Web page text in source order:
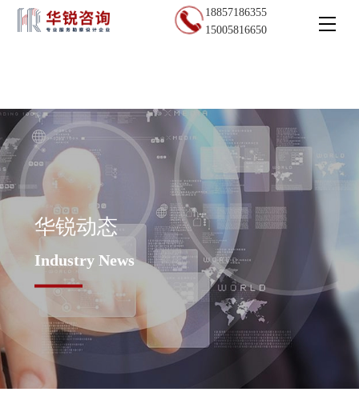
18857186355
15005816650
华锐动态
Industry News